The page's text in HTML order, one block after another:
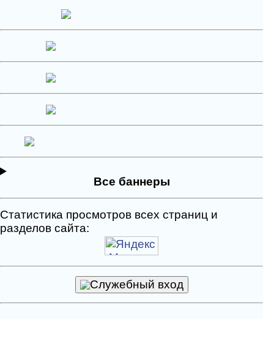
Все баннеры
Статистика просмотров всех страниц и
разделов сайта:
Служебный вход